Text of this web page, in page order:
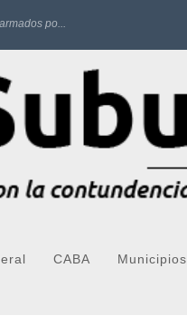
po...
CABA Municipios